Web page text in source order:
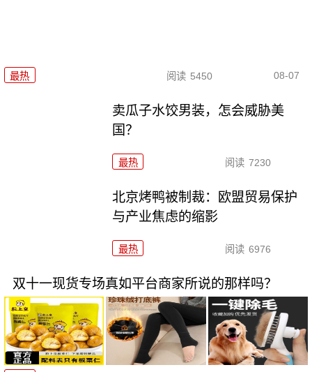
最热 阅读 5450 08-07
卖瓜子水饺男装，怎会威胁美
国？
最热 阅读 7230
北京烤鸭被制裁：欧盟贸易保护
与产业焦虑的缩影
最热 阅读 6976
双十一现货专场真如平台商家所说的那样吗？